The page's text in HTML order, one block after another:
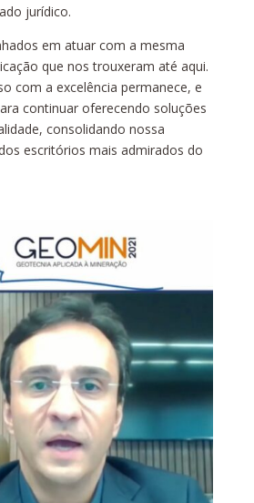
jurídico.
em atuar com a mesma
que nos trouxeram até aqui.
com a excelência permanece, e
continuar oferecendo soluções
consolidando nossa
escritórios mais admirados do